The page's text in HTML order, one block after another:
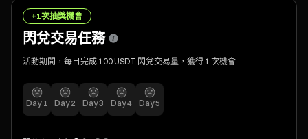
+1次抽獎機會
閃兌交易任務
活動期間，每日完成 100 USDT 閃兌交易量，獲得 1 次機會
Day 1 Day2 Day3 Day4 Day5